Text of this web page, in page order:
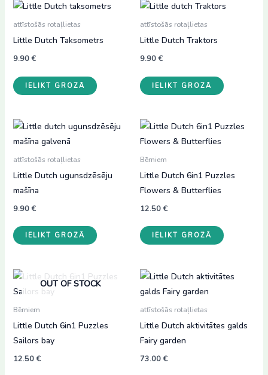
attīstošās rotaļlietas
Little Dutch Taksometrs
9.90€
IELIKT GROZĀ
attīstošās rotaļlietas
Little Dutch Traktors
9.90€
IELIKT GROZĀ
attīstošās rotaļlietas
Little Dutch ugunsdzēsēju
mašīna
9.90€
IELIKT GROZĀ
Bērniem
Little Dutch 6in1 Puzzles
Flowers & Butterflies
12.50€
IELIKT GROZĀ
OUT OF STOCK
Bērniem
Little Dutch 6in1 Puzzles
Sailors bay
12.50€
attīstošās rotaļlietas
Little Dutch aktivitātes galds
Fairy garden
73.00€